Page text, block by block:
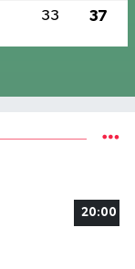
33 37
20:00